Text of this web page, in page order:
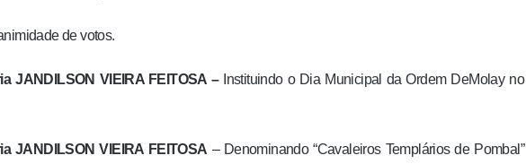
de votos.
JANDILSON VIEIRA FEITOSA –Instituindo o Dia Municipal da Ordem DeMolay no
JANDILSON VIEIRA FEITOSA – Denominando “Cavaleiros Templários de Pombal”